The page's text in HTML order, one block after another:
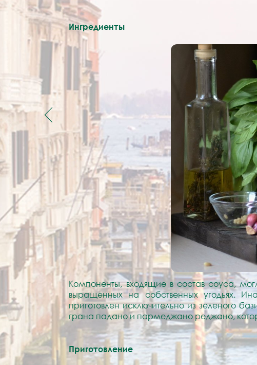
Ингредиенты
Компоненты, входящие в состав соуса,
выращенных на собственных угодьях.
приготовлен исключительно из зеленого
грана падано и пармеджано реджано,
Приготовление